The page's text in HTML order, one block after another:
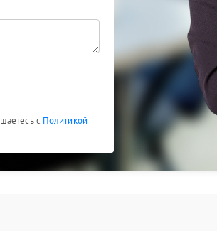
с Политикой